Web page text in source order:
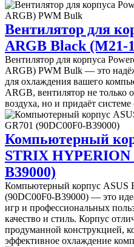
Вентилятор для
ARGB Black
Вентилятор для корпуса
ARGB) PWM Bulk — это
для охлаждения вашего
ARGB, вентилятор не только
воздуха, но и придаёт
Компьютерный
STRIX HYPERION
B39000)
Компьютерный корпус ASUS
(90DC00F0-B39000) — это
игр и профессиональных
качество и стиль. Корпус
продуманной конструкцией,
эффективное охлаждение